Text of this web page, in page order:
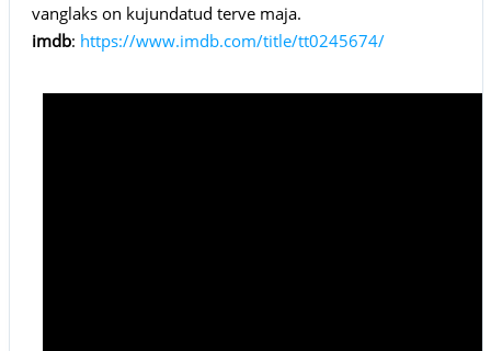
vanglaks on kujundatud terve maja.
imdb: https://www.imdb.com/title/tt0245674/